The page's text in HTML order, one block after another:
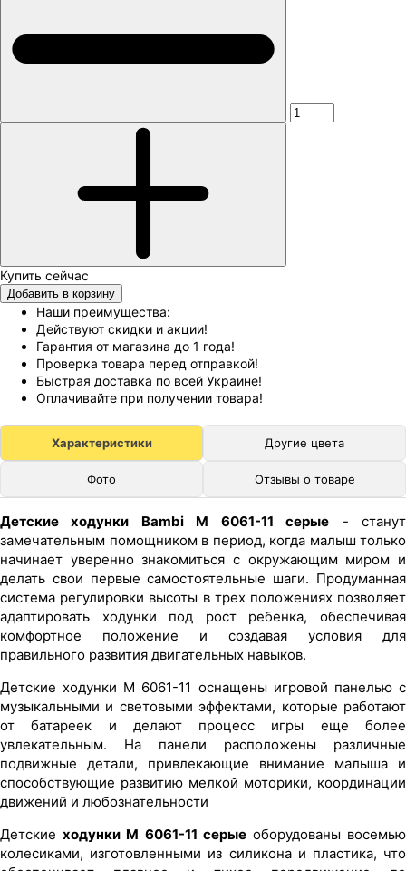
Добавить в корзину
Наши преимущества:
Действуют скидки и акции!
Гарантия от магазина до 1 года!
Проверка товара перед отправкой!
Быстрая доставка по всей Украине!
Оплачивайте при получении товара!
Характеристики Другие цвета
Фото Отзывы о товаре
Детские ходунки Bambi M 6061-11 серые - станут
замечательным помощником в период, когда малыш только
начинает уверенно знакомиться с окружающим миром и
делать свои первые самостоятельные шаги. Продуманная
система регулировки высоты в трех положениях позволяет
адаптировать ходунки под рост ребенка, обеспечивая
комфортное положение и создавая условия для
правильного развития двигательных навыков.
Детские ходунки M 6061-11 оснащены игровой панелью с
музыкальными и световыми эффектами, которые работают
от батареек и делают процесс игры еще более
увлекательным. На панели расположены различные
подвижные детали, привлекающие внимание малыша и
способствующие развитию мелкой моторики, координации
движений и любознательности
Детскиеходунки M 6061-11 серыеоборудованы восемью
колесиками, изготовленными из силикона и пластика, что